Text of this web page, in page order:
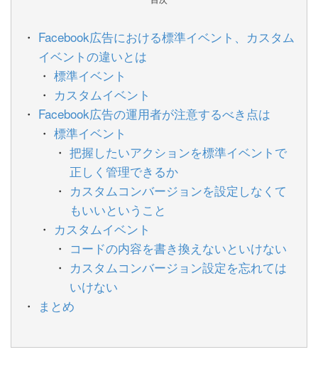
Facebook広告における標準イベント、カスタム
イベントの違いとは
標準イベント
カスタムイベント
Facebook広告の運用者が注意するべき点は
標準イベント
把握したいアクションを標準イベントで
正しく管理できるか
カスタムコンバージョンを設定しなくて
もいいということ
カスタムイベント
コードの内容を書き換えないといけない
カスタムコンバージョン設定を忘れては
いけない
まとめ